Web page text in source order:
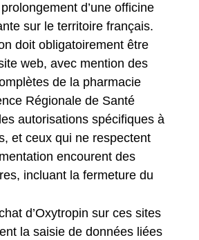
d’une officine
sur le territoire français.
doit obligatoirement être
web, avec mention des
de la pharmacie
Régionale de Santé
autorisations spécifiques à
et ceux qui ne respectent
encourent des
incluant la fermeture du
d’Oxytropin sur ces sites
la saisie de données liées